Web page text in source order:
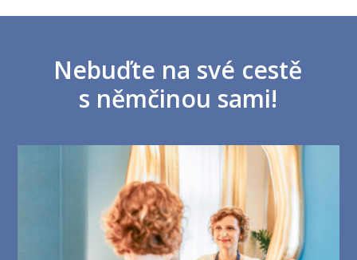
Nebuďte na své cestě
s němčinou sami!